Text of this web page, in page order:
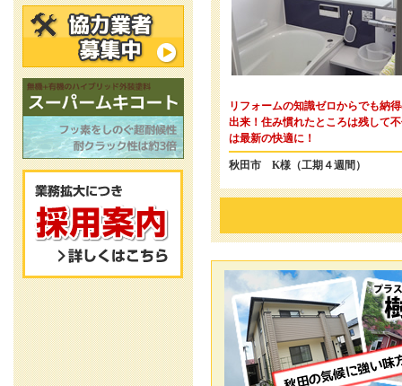
リフォームの知識ゼロからでも納
出来！住み慣れたところは残して
は最新の快適に！
秋田市 K様（工期４週間）